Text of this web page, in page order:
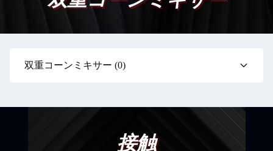
双重コーンミキサー (0)
接触